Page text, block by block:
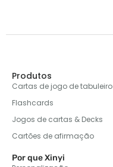
Produtos
Cartas de jogo de tabuleiro
Flashcards
Jogos de cartas & Decks
Cartões de afirmação
Por que Xinyi